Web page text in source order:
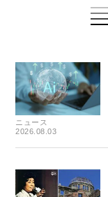
ニュース
2026.08.03